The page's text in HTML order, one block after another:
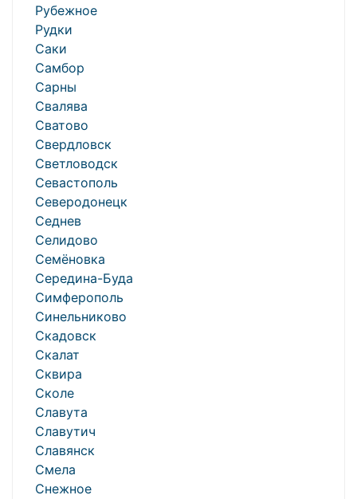
Рубежное
Рудки
Саки
Самбор
Сарны
Свалява
Сватово
Свердловск
Светловодск
Севастополь
Северодонецк
Седнев
Селидово
Семёновка
Середина-Буда
Симферополь
Синельниково
Скадовск
Скалат
Сквира
Сколе
Славута
Славутич
Славянск
Смела
Снежное